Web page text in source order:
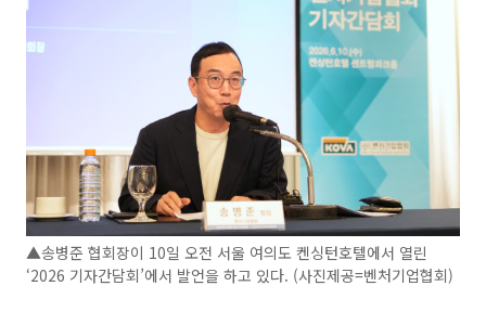
▲송병준 협회장이 10일 오전 서울 여의도 켄싱턴호텔에서 열린
‘2026 기자간담회’에서 발언을 하고 있다. (사진제공=벤처기업협회)